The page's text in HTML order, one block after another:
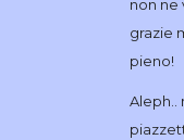
non ne
grazie
pieno!
Aleph..